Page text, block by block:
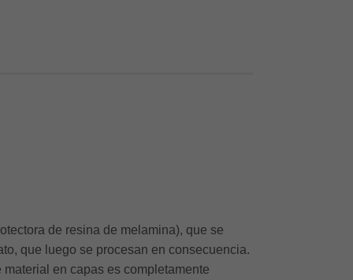
de resina de melamina), que se
que luego se procesan en consecuencia.
en capas es completamente